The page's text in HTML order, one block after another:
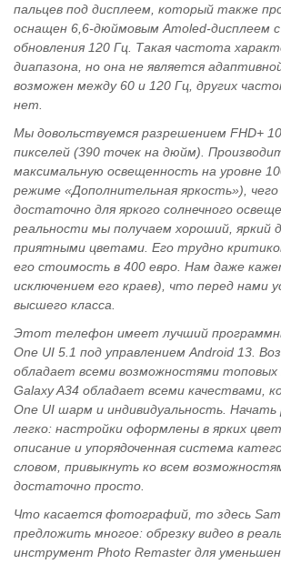
пальцев под дисплеем, который также
оснащен 6,6-дюймовым Amoled-дисплеем
обновления 120 Гц. Такая частота
диапазона, но она не является
возможен между 60 и 120 Гц, других
нет.
Мы довольствуемся разрешением FHD+
пикселей (390 точек на дюйм).
максимальную освещенность на уровне
режиме «Дополнительная яркость»), чего
достаточно для яркого солнечного
реальности мы получаем хороший, яркий
приятными цветами. Его трудно
его стоимость в 400 евро. Нам даже
исключением его краев), что перед нами
высшего класса.
Этот телефон имеет лучший
One UI 5.1 под управлением Android 13.
обладает всеми возможностями топовых
Galaxy A34 обладает всеми качествами,
One UI шарм и индивидуальность.
легко: настройки оформлены в ярких
описание и упорядоченная система
словом, привыкнуть ко всем
достаточно просто.
Что касается фотографий, то здесь
предложить многое: обрезку видео в
инструмент Photo Remaster для